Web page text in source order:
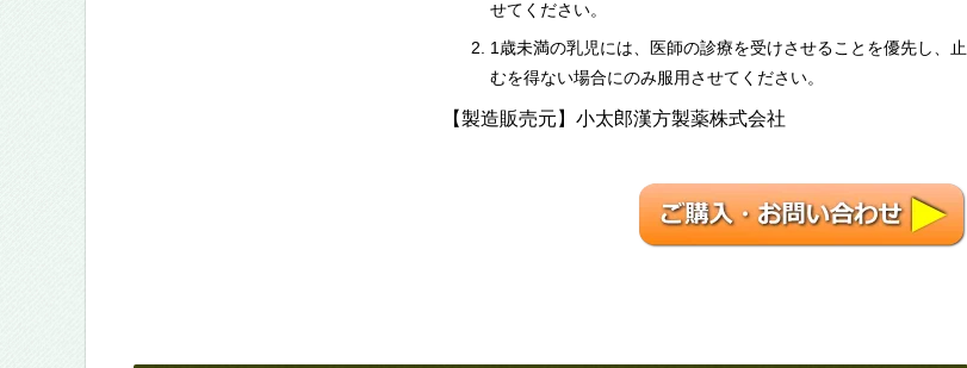
せてください。
1歳未満の乳児には、医師の診療を受けさせることを優先し、止
むを得ない場合にのみ服用させてください。
【製造販売元】小太郎漢方製薬株式会社